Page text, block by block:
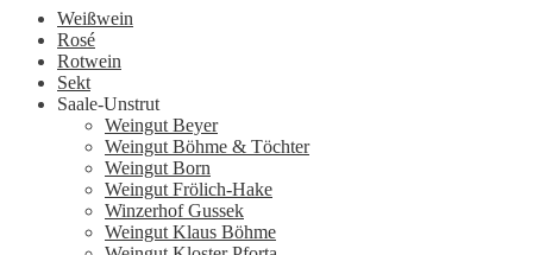
Weißwein
Rosé
Rotwein
Sekt
Saale-Unstrut
Weingut Beyer
Weingut Böhme & Töchter
Weingut Born
Weingut Frölich-Hake
Winzerhof Gussek
Weingut Klaus Böhme